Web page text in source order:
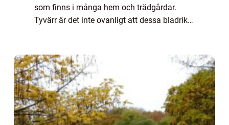
som finns i många hem och trädgårdar.
Tyvärr är det inte ovanligt att dessa bladrika
artikel...